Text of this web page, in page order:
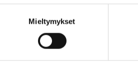
MieltymyksetUUSIMMAT